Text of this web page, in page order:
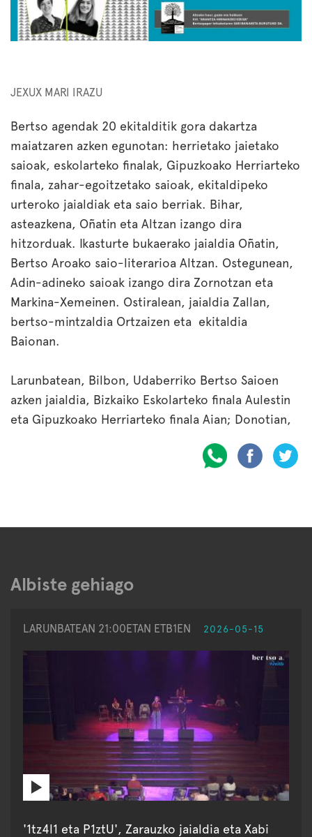
JEXUX MARI IRAZU
Bertso agendak 20 ekitalditik gora dakartza
maiatzaren azken egunotan: herrietako jaietako
saioak, eskolarteko finalak, Gipuzkoako Herriarteko
finala, zahar-egoitzetako saioak, ekitaldipeko
urteroko jaialdiak eta saio berriak. Bihar,
asteazkena, Oñatin eta Altzan izango dira
hitzorduak. Ikasturte bukaerako jaialdia Oñatin,
Bertso Aroako saio-literarioa Altzan. Ostegunean,
Adin-adineko saioak izango dira Zornotzan eta
Markina-Xemeinen. Ostiralean, jaialdia Zallan,
bertso-mintzaldia Ortzaizen eta ekitaldia
Baionan.
Larunbatean, Bilbon, Udaberriko Bertso Saioen
azken jaialdia, Bizkaiko Eskolarteko finala Aulestin
eta Gipuzkoako Herriarteko finala Aian; Donotian,
Albiste gehiago
LARUNBATEAN 21:00ETAN ETB1EN 2026-05-15
'1tz4l1 eta P1ztU', Zarauzko jaialdia eta Xabi